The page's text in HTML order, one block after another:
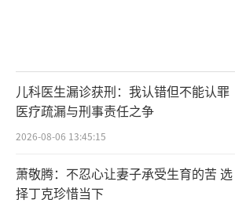
儿科医生漏诊获刑：我认错但不能认罪
医疗疏漏与刑事责任之争
2026-08-06 13:45:15
萧敬腾：不忍心让妻子承受生育的苦 选
择丁克珍惜当下